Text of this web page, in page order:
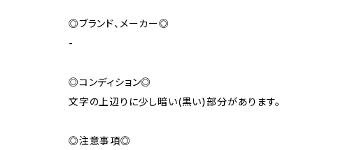
◎ブランド、メーカー◎
-
◎コンディション◎
文字の上辺りに少し暗い(黒い)部分があります。
◎注意事項◎